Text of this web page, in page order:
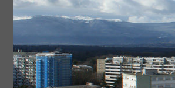
ARCHIVES DES